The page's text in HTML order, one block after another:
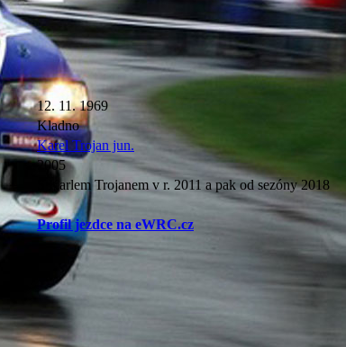
12. 11. 1969
Kladno
Karel Trojan jun.
2005
S Karlem Trojanem v r. 2011 a pak od sezóny 2018
Profil jezdce na eWRC.cz